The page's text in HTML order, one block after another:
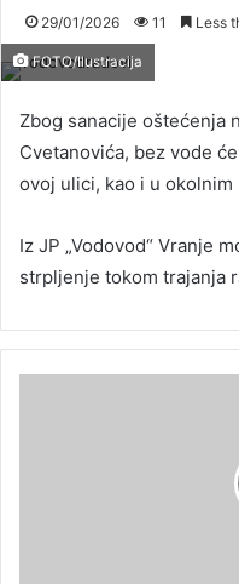
29/01/2026 11 Less
FOTO/Ilustracija
Zbog sanacije oštećenja
Cvetanovića, bez vode
ovoj ulici, kao i u okolnim
Iz JP „Vodovod“ Vranje
strpljenje tokom trajanja